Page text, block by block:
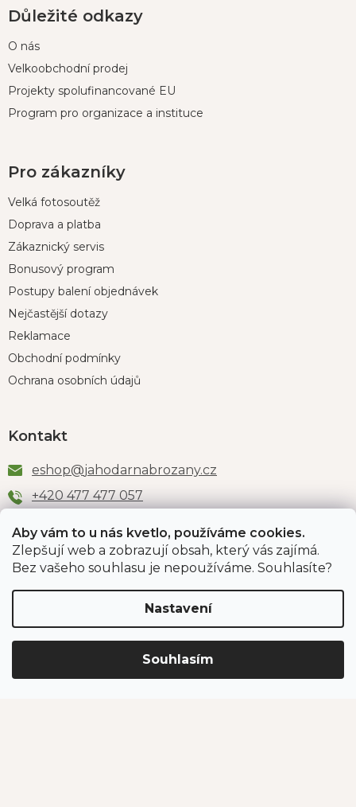
Aby vám to u nás kvetlo, používáme cookies.
Zlepšují web a zobrazují obsah, který vás zajímá.
Bez vašeho souhlasu je nepoužíváme. Souhlasíte?
Nastavení
Souhlasím
Důležité odkazy
O nás
Velkoobchodní prodej
Projekty spolufinancované EU
Program pro organizace a instituce
Pro zákazníky
Velká fotosoutěž
Doprava a platba
Zákaznický servis
Bonusový program
Postupy balení objednávek
Nejčastější dotazy
Reklamace
Obchodní podmínky
Ochrana osobních údajů
Kontakt
eshop@jahodarnabrozany.cz
+420 477 477 057
Odběr newsletteru
PŘIHLÁSIT SE